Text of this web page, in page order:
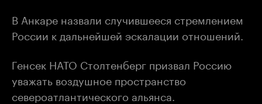
В Анкаре назвали случившееся стремлением
России к дальнейшей эскалации отношений.
Генсек НАТО Столтенберг призвал Россию
уважать воздушное пространство
североатлантического альянса.